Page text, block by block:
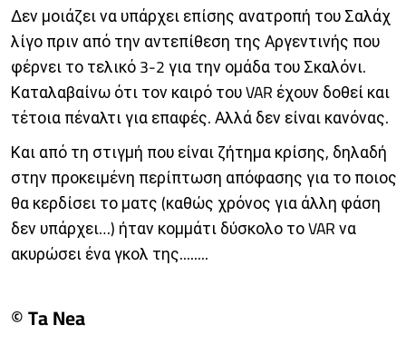
Δεν μοιάζει να υπάρχει επίσης ανατροπή του Σαλάχ
λίγο πριν από την αντεπίθεση της Αργεντινής που
φέρνει το τελικό 3-2 για την ομάδα του Σκαλόνι.
Καταλαβαίνω ότι τον καιρό του VAR έχουν δοθεί και
τέτοια πέναλτι για επαφές. Αλλά δεν είναι κανόνας.
Και από τη στιγμή που είναι ζήτημα κρίσης, δηλαδή
στην προκειμένη περίπτωση απόφασης για το ποιος
θα κερδίσει το ματς (καθώς χρόνος για άλλη φάση
δεν υπάρχει…) ήταν κομμάτι δύσκολο το VAR να
ακυρώσει ένα γκολ της........
© Ta Nea